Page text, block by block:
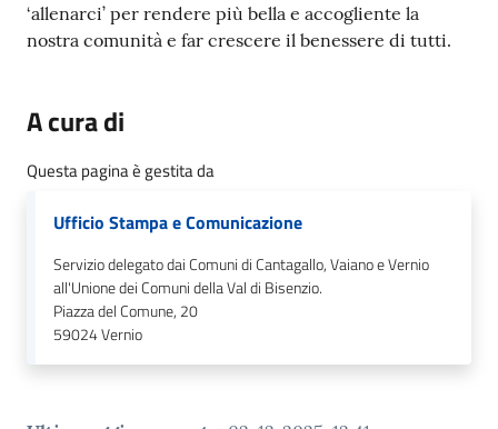
‘allenarci’ per rendere più bella e accogliente la
nostra comunità e far crescere il benessere di tutti.
A cura di
Questa pagina è gestita da
Ufficio Stampa e Comunicazione
Servizio delegato dai Comuni di Cantagallo, Vaiano e Vernio
all'Unione dei Comuni della Val di Bisenzio.
Piazza del Comune, 20
59024Vernio